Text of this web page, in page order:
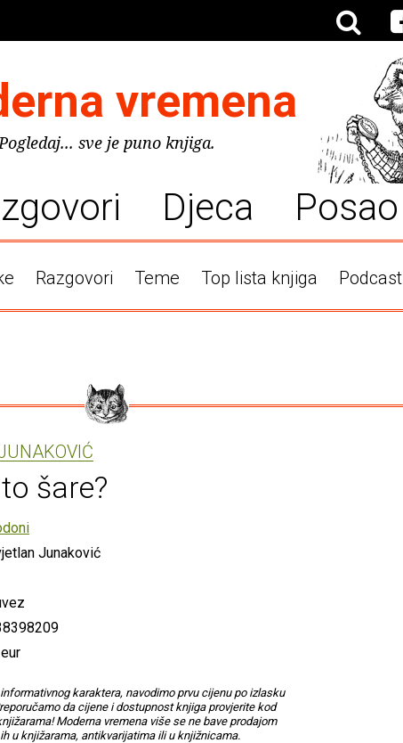
vremena
Pogledaj... sve je puno knjiga.
Djeca Posao
Razgovori Teme Top lista knjiga Podcast
šare?
Junaković
karaktera, navodimo prvu cijenu po izlasku
da cijene i dostupnost knjiga provjerite kod
Moderna vremena više se ne bave prodajom
u knjižarama, antikvarijatima ili u knjižnicama.